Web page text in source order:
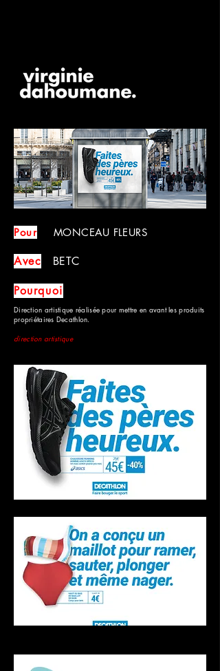
Pour MONCEAU FLEURS
Avec BETC
Pourquoi
Direction artistique réalisée pour mettre en avant les produits
propriétaires Decathlon.
direction artistique